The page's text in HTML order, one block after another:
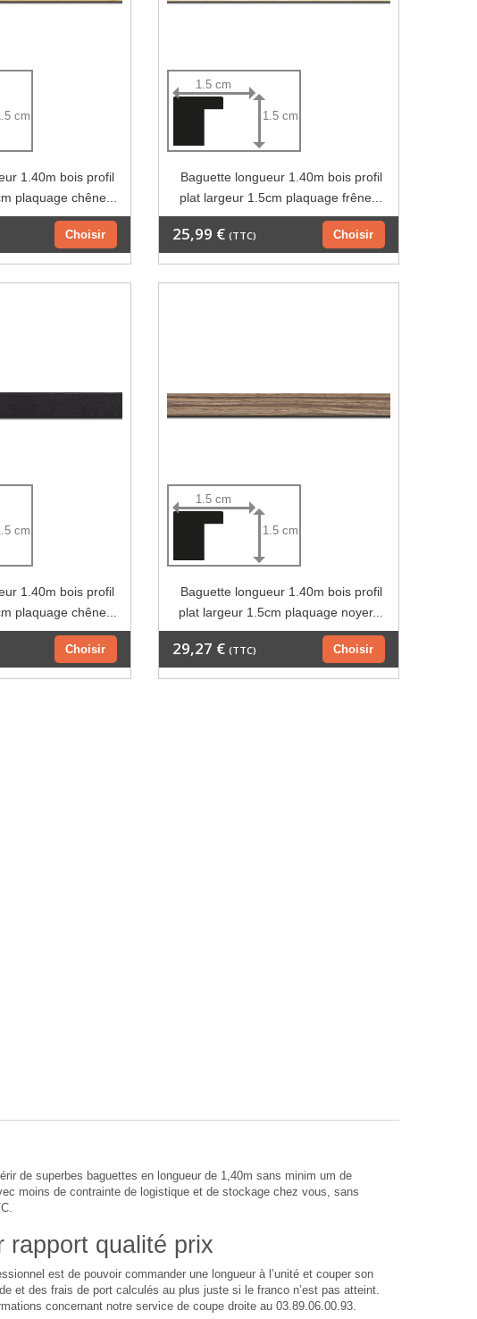
cm
1.40m bois profil
plaquage chêne...
Choisir
1.5 cm
1.5 cm
Baguette longueur 1.40m bois profil
plat largeur 1.5cm plaquage frêne...
Choisir
25,99 € (TTC)
cm
1.40m bois profil
plaquage chêne...
Choisir
1.5 cm
1.5 cm
Baguette longueur 1.40m bois profil
plat largeur 1.5cm plaquage noyer...
Choisir
29,27 € (TTC)
de superbes baguettes en longueur de 1,40m sans minim um de
moins de contrainte de logistique et de stockage chez vous, sans
rapport qualité prix
est de pouvoir commander une longueur à l’unité et couper son
et des frais de port calculés au plus juste si le franco n’est pas atteint.
concernant notre service de coupe droite au 03.89.06.00.93.